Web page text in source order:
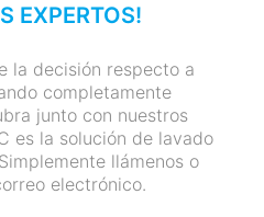
EXPERTOS!
la decisión respecto a
completamente
junto con nuestros
es la solución de lavado
llámenos o
electrónico.